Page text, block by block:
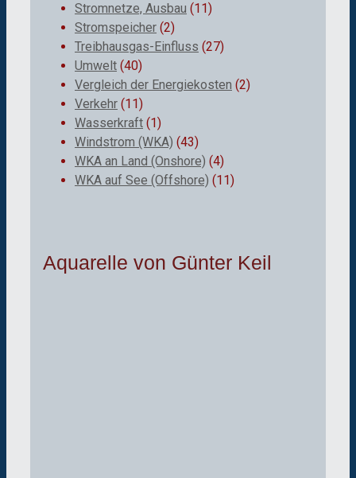
Stromnetze, Ausbau (11)
Stromspeicher (2)
Treibhausgas-Einfluss (27)
Umwelt (40)
Vergleich der Energiekosten (2)
Verkehr (11)
Wasserkraft (1)
Windstrom (WKA) (43)
WKA an Land (Onshore) (4)
WKA auf See (Offshore) (11)
Aquarelle von Günter Keil